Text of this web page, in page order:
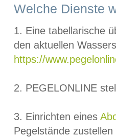
Welche Dienste
1. Eine tabellarische
den aktuellen
https://
2. PEGELONLINE
3. Einrichten eines
Pegelstände